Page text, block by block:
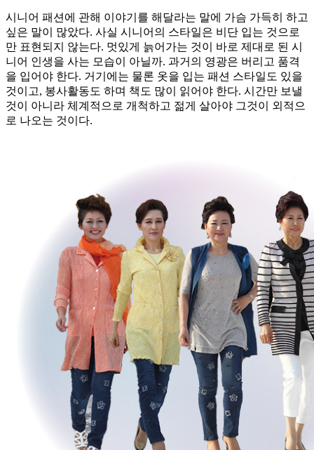
시니어 패션에 관해 이야기를 해달라는 말에 가슴 가득히 하고
싶은 말이 많았다. 사실 시니어의 스타일은 비단 입는 것으로
만 표현되지 않는다. 멋있게 늙어가는 것이 바로 제대로 된 시
니어 인생을 사는 모습이 아닐까. 과거의 영광은 버리고 품격
을 입어야 한다. 거기에는 물론 옷을 입는 패션 스타일도 있을
것이고, 봉사활동도 하며 책도 많이 읽어야 한다. 시간만 보낼
것이 아니라 체계적으로 개척하고 젊게 살아야 그것이 외적으
로 나오는 것이다.